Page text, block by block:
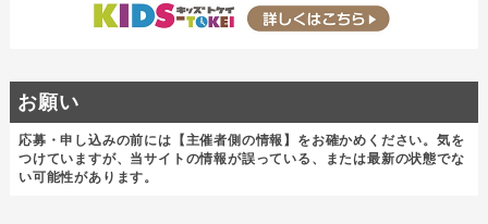
お願い
応募・申し込みの前には【主催者側の情報】をお確かめください。気を
つけていますが、当サイトの情報が誤っている、または最新の状態でな
い可能性があります。